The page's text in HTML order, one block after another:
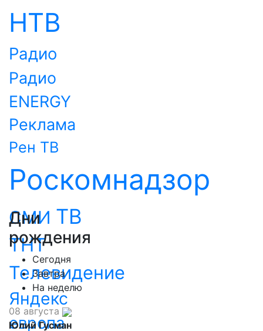
НТВ
Радио
Радио
ENERGY
Реклама
Рен ТВ
Роскомнадзор
СМИ ТВ
ТНТ
Телевидение
Яндекс
европа
Дни
рождения
Сегодня
Завтра
На неделю
08 августа
Юлий Гусман